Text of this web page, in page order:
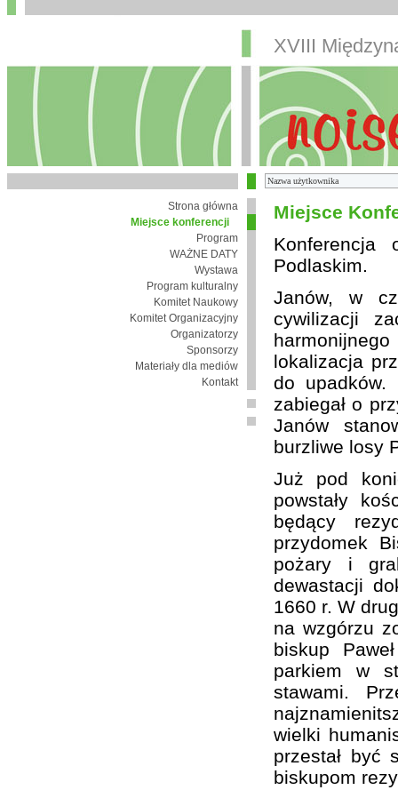
XVIII
Strona główna
Miejsce konferencji
Program
WAŻNE DATY
Wystawa
Program kulturalny
Komitet Naukowy
Komitet Organizacyjny
Organizatorzy
Sponsorzy
Materiały dla mediów
Kontakt
Miejsce
Podlaskim.
Janów, w
cywilizacji
lokalizacja
do upadków.
zabiegał o
Janów
burzliwe losy
Już pod
powstały
będący
przydomek
pożary i
dewastacji
1660 r. W
na wzgórzu
biskup
parkiem w
stawami.
wielki
przestał być
biskupom